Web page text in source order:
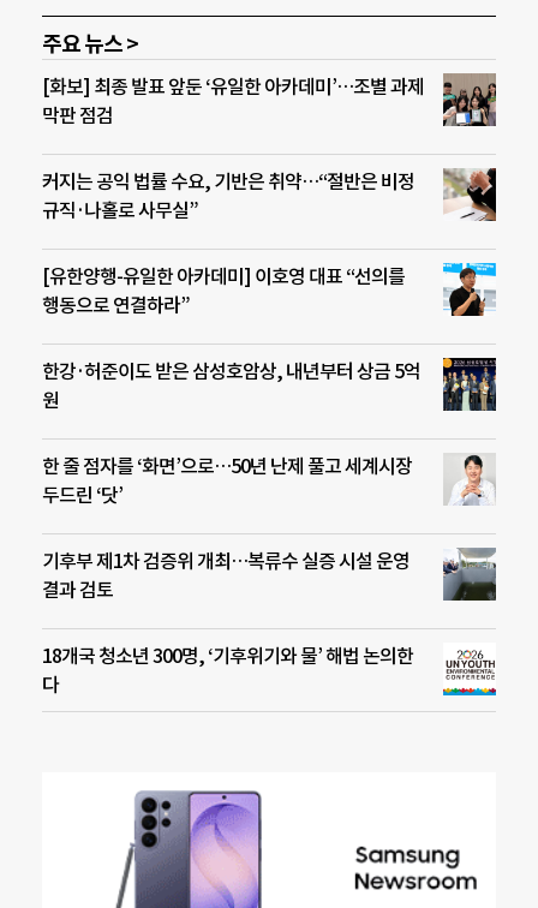
주요 뉴스 >
[화보] 최종 발표 앞둔 ‘유일한 아카데미’…조별 과제
막판 점검
커지는 공익 법률 수요, 기반은 취약…“절반은 비정
규직·나홀로 사무실”
[유한양행-유일한 아카데미] 이호영 대표 “선의를
행동으로 연결하라”
한강·허준이도 받은 삼성호암상, 내년부터 상금 5억
원
한 줄 점자를 ‘화면’으로…50년 난제 풀고 세계시장
두드린 ‘닷’
기후부 제1차 검증위 개최…복류수 실증 시설 운영
결과 검토
18개국 청소년 300명, ‘기후위기와 물’ 해법 논의한
다